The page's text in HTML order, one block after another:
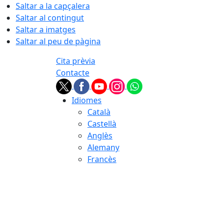
Saltar a la capçalera
Saltar al contingut
Saltar a imatges
Saltar al peu de pàgina
Cita prèvia
Contacte
Idiomes
Català
Castellà
Anglès
Alemany
Francès